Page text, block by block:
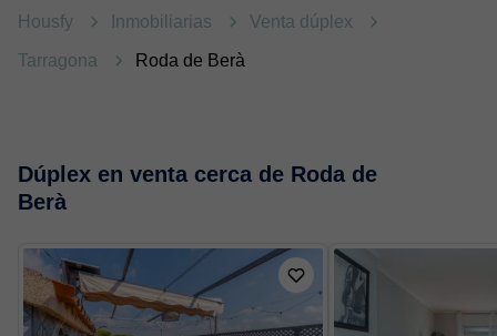
Housfy Inmobiliarias Venta dúplex
Tarragona Roda de Berà
Dúplex en venta cerca de Roda de
Berà